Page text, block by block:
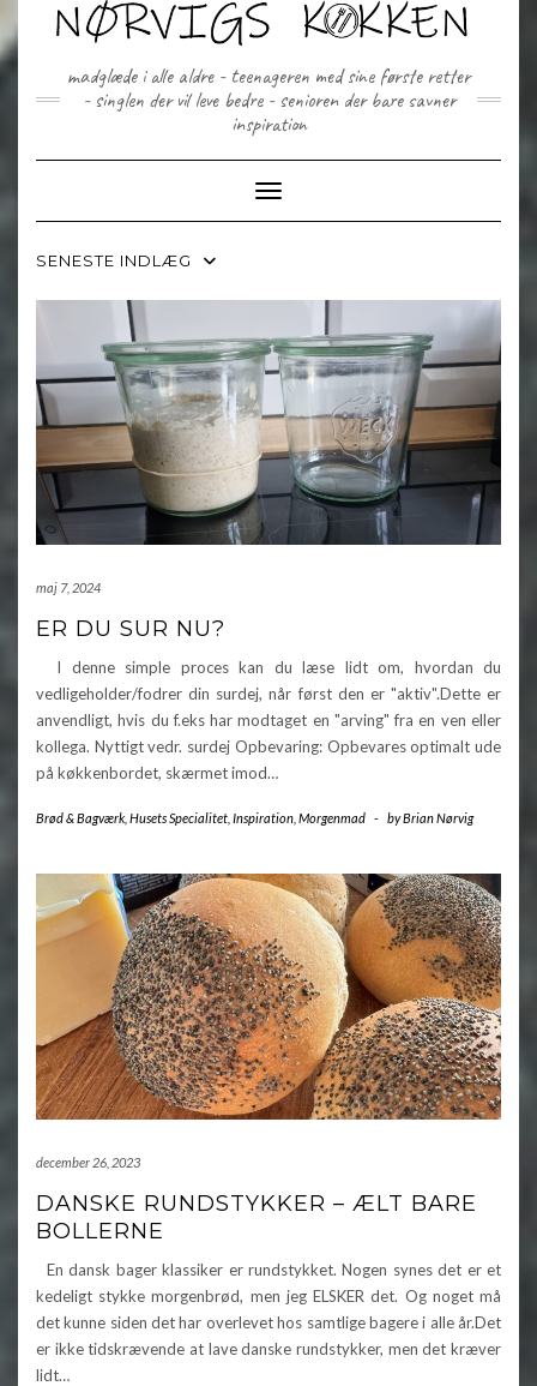
content
madglæde i alle aldre - teenageren med sine første retter
- singlen der vil leve bedre - senioren der bare savner
inspiration
Toggle Navigation
SENESTE INDLÆG
maj 7, 2024
ER DU SUR NU?
I denne simple proces kan du læse lidt om, hvordan du
vedligeholder/fodrer din surdej, når først den er "aktiv".Dette er
anvendligt, hvis du f.eks har modtaget en "arving" fra en ven eller
kollega. Nyttigt vedr. surdej Opbevaring: Opbevares optimalt ude
på køkkenbordet, skærmet imod…
Brød & Bagværk Husets Specialitet Inspiration Morgenmad - byBrian Nørvig
december 26, 2023
DANSKE RUNDSTYKKER – ÆLT BARE
BOLLERNE
En dansk bager klassiker er rundstykket. Nogen synes det er et
kedeligt stykke morgenbrød, men jeg ELSKER det. Og noget må
det kunne siden det har overlevet hos samtlige bagere i alle år.Det
er ikke tidskrævende at lave danske rundstykker, men det kræver
lidt…